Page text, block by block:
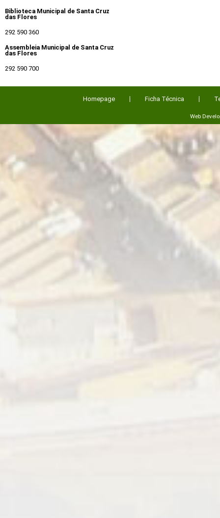
Biblioteca Municipal de Santa Cruz
das Flores
292 590 360
Assembleia Municipal de Santa Cruz
das Flores
292 590 700
Homepage Ficha Técnica
Web